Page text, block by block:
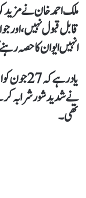
ملک احمد خان نے
قابل قبول نہیں، اور
انہیں ایوان کا حصہ
یاد رہے
نے شدید شور شرابہ
تھی۔